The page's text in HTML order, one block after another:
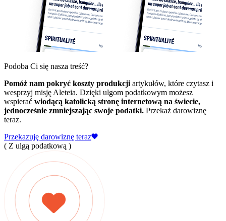
Podoba Ci się nasza treść?
Pomóż nam pokryć koszty produkcji artykułów, które czytasz i
wesprzyj misję Aleteia. Dzięki ulgom podatkowym możesz
wspierać wiodącą katolicką stronę internetową na świecie,
jednocześnie zmniejszając swoje podatki. Przekaż darowiznę
teraz.
Przekazuję darowiznę teraz
( Z ulgą podatkową )